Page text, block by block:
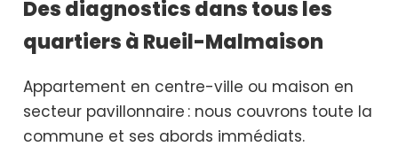
Des diagnostics dans tous les
quartiers à Rueil-Malmaison
Appartement en centre-ville ou maison en
secteur pavillonnaire : nous couvrons toute la
commune et ses abords immédiats.